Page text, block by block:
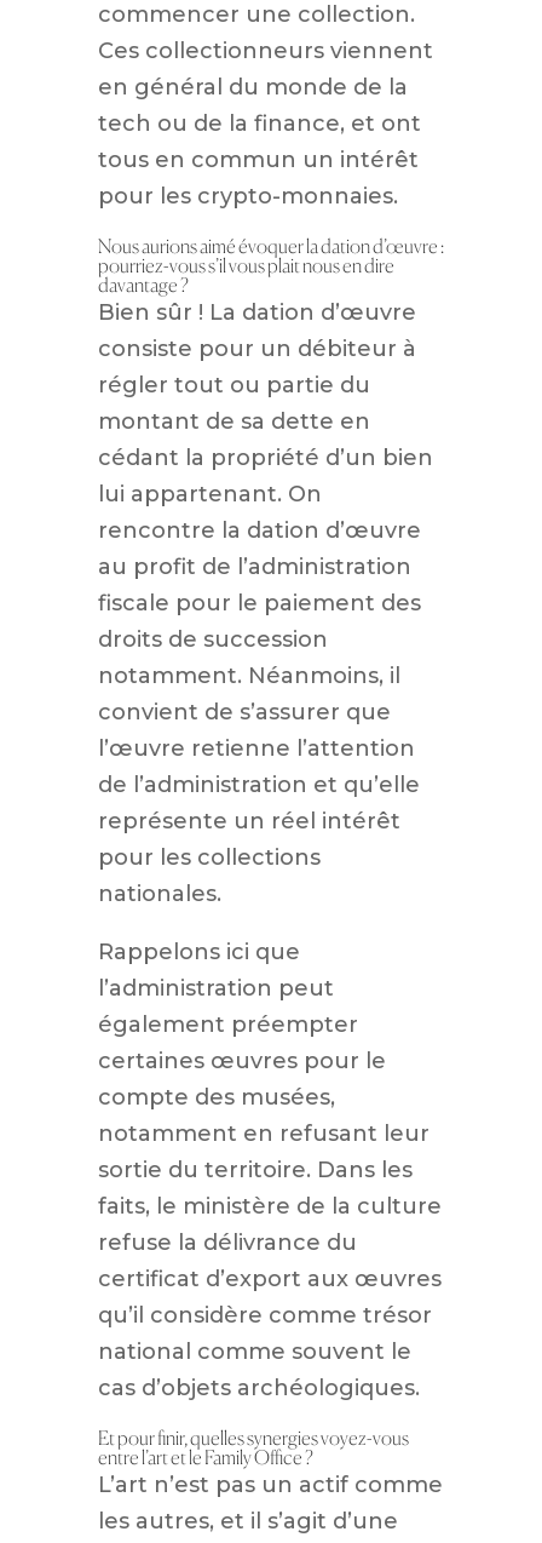
commencer une collection.
Ces collectionneurs viennent
en général du monde de la
tech ou de la finance, et ont
tous en commun un intérêt
pour les crypto-monnaies.
Nous aurions aimé évoquer la dation d’œuvre :
pourriez-vous s’il vous plait nous en dire
davantage ?
Bien sûr ! La dation d’œuvre
consiste pour un débiteur à
régler tout ou partie du
montant de sa dette en
cédant la propriété d’un bien
lui appartenant. On
rencontre la dation d’œuvre
au profit de l’administration
fiscale pour le paiement des
droits de succession
notamment. Néanmoins, il
convient de s’assurer que
l’œuvre retienne l’attention
de l’administration et qu’elle
représente un réel intérêt
pour les collections
nationales.
Rappelons ici que
l’administration peut
également préempter
certaines œuvres pour le
compte des musées,
notamment en refusant leur
sortie du territoire. Dans les
faits, le ministère de la culture
refuse la délivrance du
certificat d’export aux œuvres
qu’il considère comme trésor
national comme souvent le
cas d’objets archéologiques.
Et pour finir, quelles synergies voyez-vous
entre l’art et le Family Office ?
L’art n’est pas un actif comme
les autres, et il s’agit d’une